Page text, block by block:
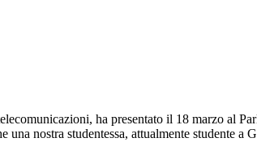
ha presentato il 18 marzo al
nostra studentessa, attualmente studente a